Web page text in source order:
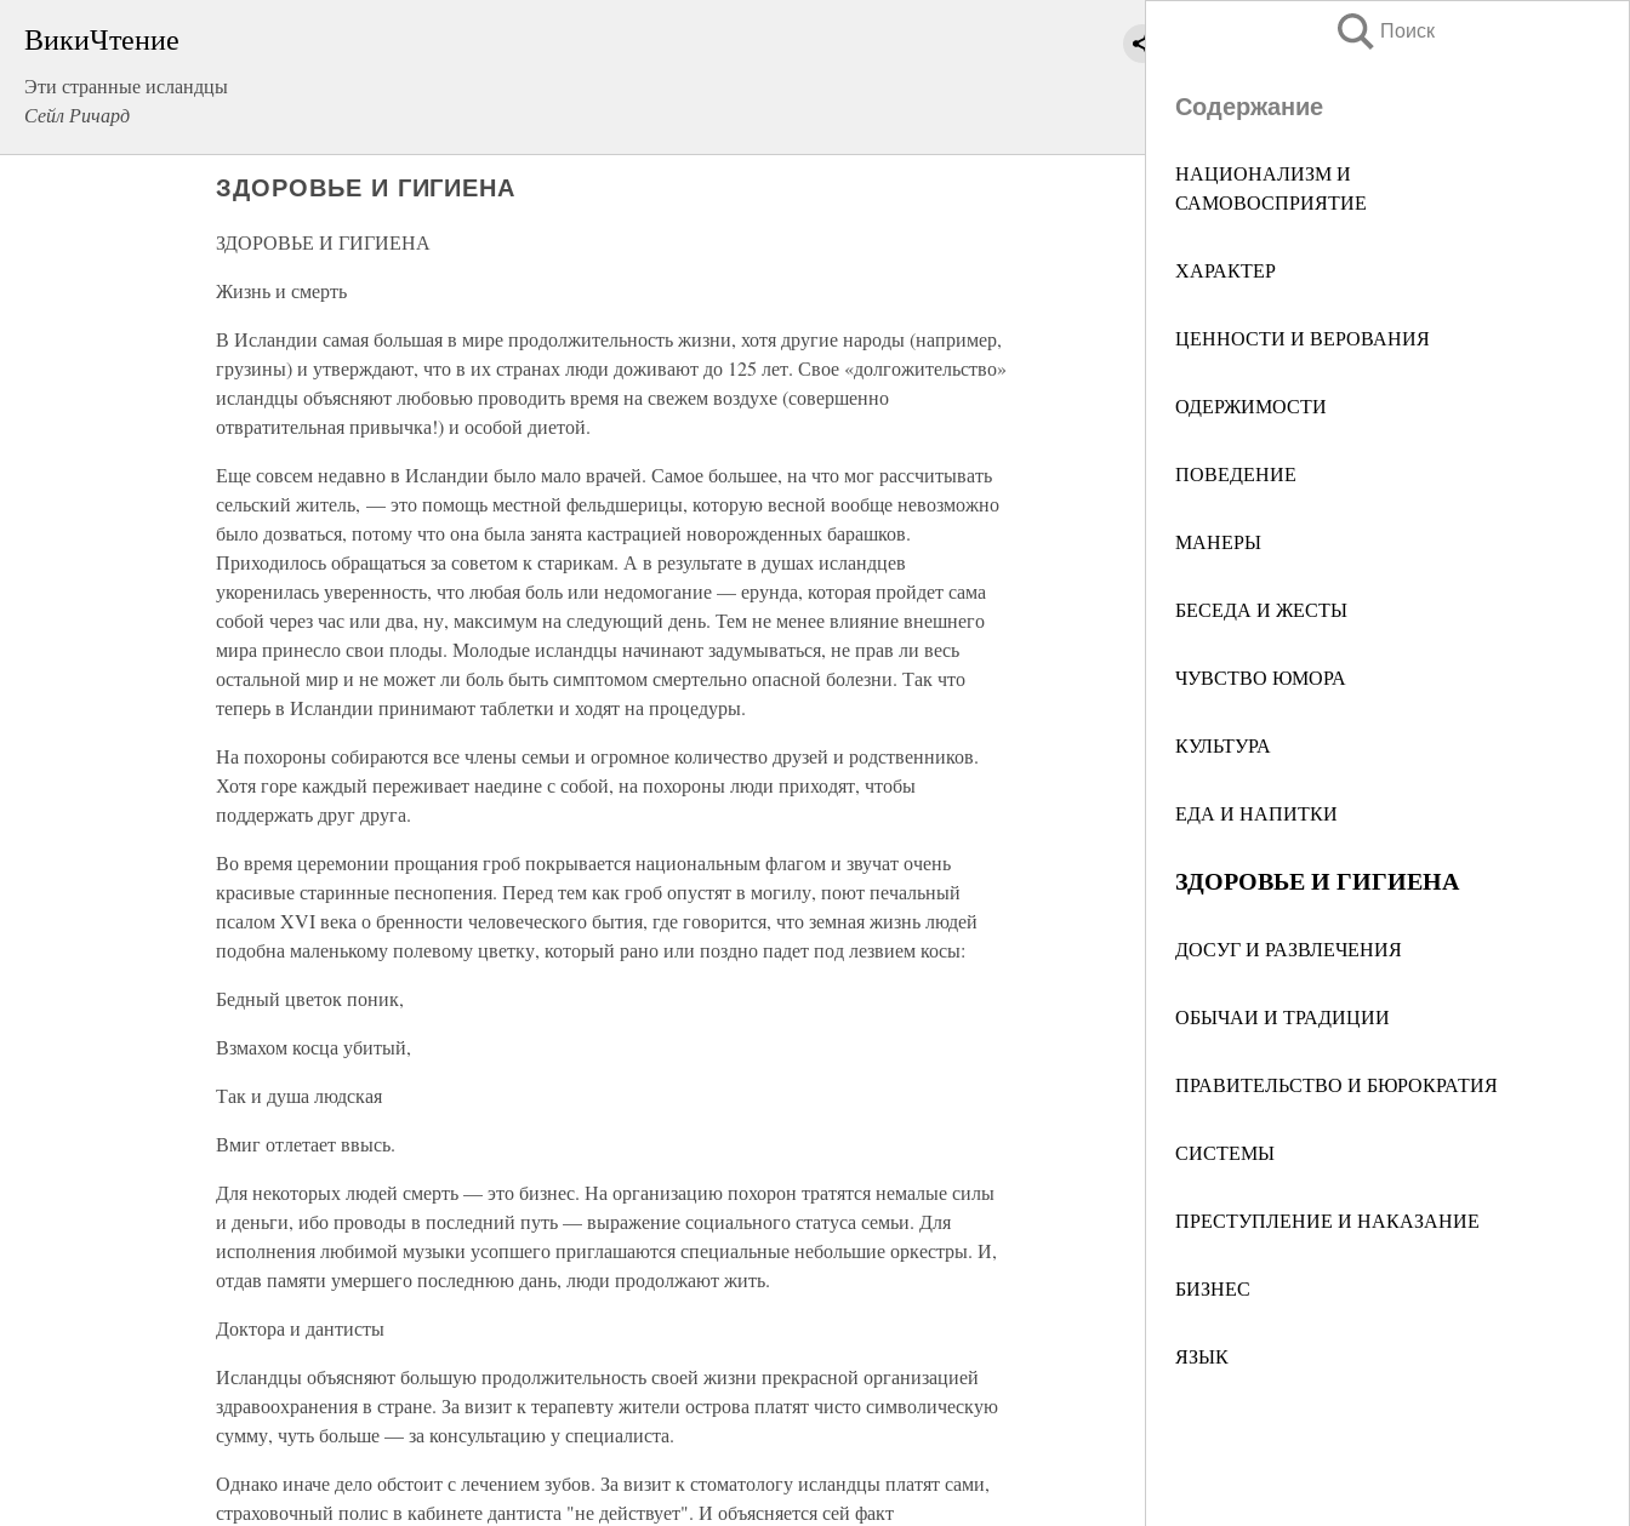
ВикиЧтение
Эти странные исландцы
Сейл Ричард
Поиск
Содержание
НАЦИОНАЛИЗМ И
САМОВОСПРИЯТИЕ
ХАРАКТЕР
ЦЕННОСТИ И ВЕРОВАНИЯ
ОДЕРЖИМОСТИ
ПОВЕДЕНИЕ
МАНЕРЫ
БЕСЕДА И ЖЕСТЫ
ЧУВСТВО ЮМОРА
КУЛЬТУРА
ЕДА И НАПИТКИ
ЗДОРОВЬЕ И ГИГИЕНА
ДОСУГ И РАЗВЛЕЧЕНИЯ
ОБЫЧАИ И ТРАДИЦИИ
ПРАВИТЕЛЬСТВО И БЮРОКРАТИЯ
СИСТЕМЫ
ПРЕСТУПЛЕНИЕ И НАКАЗАНИЕ
БИЗНЕС
ЯЗЫК
ЗДОРОВЬЕ И ГИГИЕНА
ЗДОРОВЬЕ И ГИГИЕНА
Жизнь и смерть
В Исландии самая большая в мире продолжительность жизни, хотя другие народы (например,
грузины) и утверждают, что в их странах люди доживают до 125 лет. Свое «долгожительство»
исландцы объясняют любовью проводить время на свежем воздухе (совершенно
отвратительная привычка!) и особой диетой.
Еще совсем недавно в Исландии было мало врачей. Самое большее, на что мог рассчитывать
сельский житель, — это помощь местной фельдшерицы, которую весной вообще невозможно
было дозваться, потому что она была занята кастрацией новорожденных барашков.
Приходилось обращаться за советом к старикам. А в результате в душах исландцев
укоренилась уверенность, что любая боль или недомогание — ерунда, которая пройдет сама
собой через час или два, ну, максимум на следующий день. Тем не менее влияние внешнего
мира принесло свои плоды. Молодые исландцы начинают задумываться, не прав ли весь
остальной мир и не может ли боль быть симптомом смертельно опасной болезни. Так что
теперь в Исландии принимают таблетки и ходят на процедуры.
На похороны собираются все члены семьи и огромное количество друзей и родственников.
Хотя горе каждый переживает наедине с собой, на похороны люди приходят, чтобы
поддержать друг друга.
Во время церемонии прощания гроб покрывается национальным флагом и звучат очень
красивые старинные песнопения. Перед тем как гроб опустят в могилу, поют печальный
псалом XVI века о бренности человеческого бытия, где говорится, что земная жизнь людей
подобна маленькому полевому цветку, который рано или поздно падет под лезвием косы:
Бедный цветок поник,
Взмахом косца убитый,
Так и душа людская
Вмиг отлетает ввысь.
Для некоторых людей смерть — это бизнес. На организацию похорон тратятся немалые силы
и деньги, ибо проводы в последний путь — выражение социального статуса семьи. Для
исполнения любимой музыки усопшего приглашаются специальные небольшие оркестры. И,
отдав памяти умершего последнюю дань, люди продолжают жить.
Доктора и дантисты
Исландцы объясняют большую продолжительность своей жизни прекрасной организацией
здравоохранения в стране. За визит к терапевту жители острова платят чисто символическую
сумму, чуть больше — за консультацию у специалиста.
Однако иначе дело обстоит с лечением зубов. За визит к стоматологу исландцы платят сами,
страховочный полис в кабинете дантиста "не действует". И объясняется сей факт